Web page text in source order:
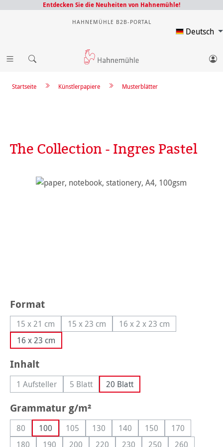
Entdecken Sie die Neuheiten von Hahnemühle!
HAHNEMÜHLE B2B-PORTAL
Deutsch
Musterblätter
Künstlerpapiere
Startseite
The Collection - Ingres Pastel
Bildergalerie überspringen
Formatauswählen
15 x 21 cm(Diese Option ist zurzeit nicht verfügbar.)
15 x 23 cm(Diese Option ist zurzeit nicht verfügbar.)
16 x 2 x 23 cm(Diese Option ist zurzeit
16 x 23 cm
Inhaltauswählen
1 Aufsteller(Diese Option ist zurzeit nicht verfügbar.)
5 Blatt(Diese Option ist zurzeit nicht verfügbar.)
20 Blatt
Grammatur g/m²
80(Diese Option ist zurzeit nicht verfügbar.)
100 105(Diese Option ist zurzeit nicht verfügbar.)
130(Diese Option ist zurzeit nicht
140(Diese Option ist zurzeit nicht
150(Diese Option ist
170(Diese
180 190 200 220 230 250 260